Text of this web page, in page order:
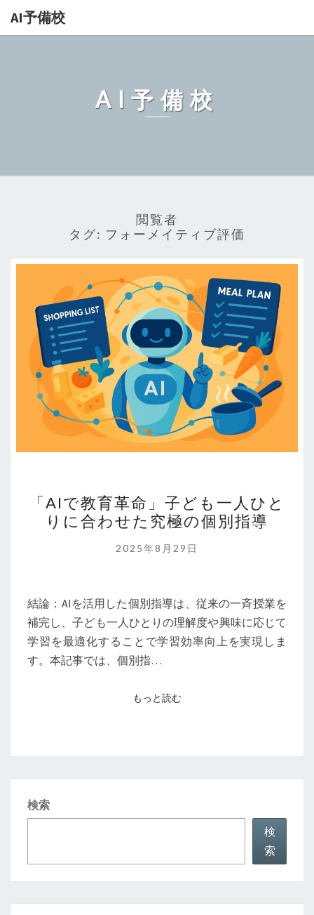
AI予備校
AI予備校
閲覧者
タグ: フォーメイティブ評価
で
教
育
子
ど
も
ひ
に
極
の
個
「AIで教育革命」子ども一人ひと
りに合わせた究極の個別指導
2025年8月29日
結論：AIを活用した個別指導は、従来の一斉授業を
補完し、子ども一人ひとりの理解度や興味に応じて
学習を最適化することで学習効率向上を実現しま
す。本記事では、個別指…
もっと読むもっと読む
検索
検
索